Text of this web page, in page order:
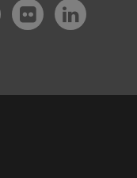
Flickr